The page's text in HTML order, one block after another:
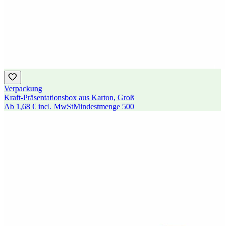
Verpackung
Kraft-Präsentationsbox aus Karton, Groß
Ab 1,68 € incl. MwStMindestmenge 500